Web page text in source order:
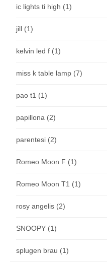
ic lights ti high (1)
jill (1)
kelvin led f (1)
miss k table lamp (7)
pao t1 (1)
papillona (2)
parentesi (2)
Romeo Moon F (1)
Romeo Moon T1 (1)
rosy angelis (2)
SNOOPY (1)
splugen brau (1)